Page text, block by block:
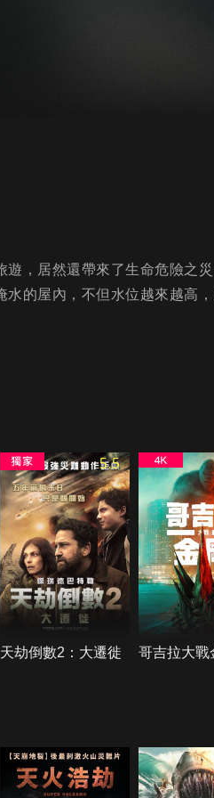
，居然還帶來了生命危險之災
的屋內，不但水位越來越高
5.5
天劫倒數2：大遷徙 哥吉拉大戰